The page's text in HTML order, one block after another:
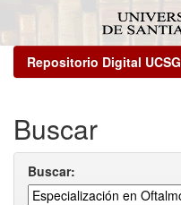
Repositorio Digital UCSG
Buscar
Buscar: